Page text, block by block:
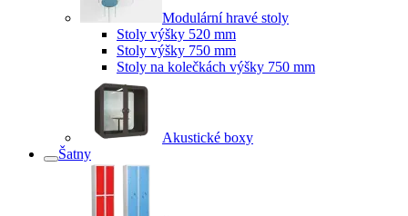
Modulární hravé stoly
Stoly výšky 520 mm
Stoly výšky 750 mm
Stoly na kolečkách výšky 750 mm
Akustické boxy
Šatny